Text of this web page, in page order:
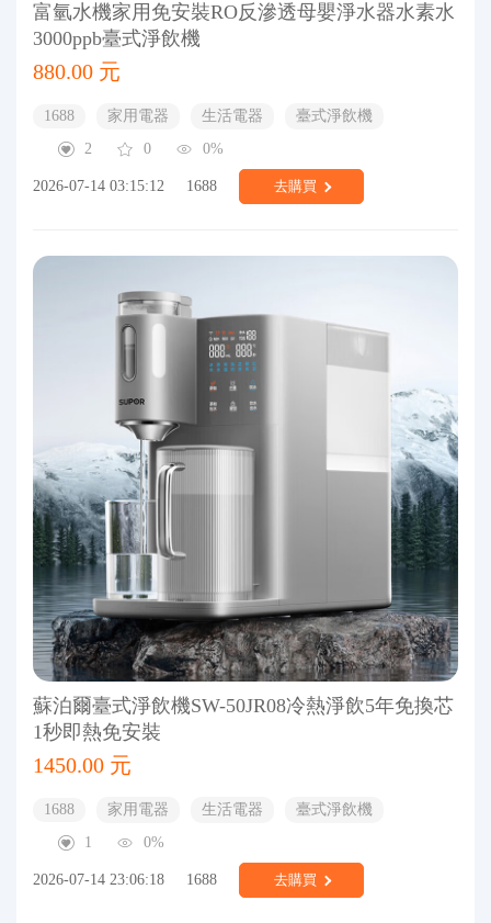
富氫水機家用免安裝RO反滲透母嬰淨水器水素水
3000ppb臺式淨飲機
880.00 元
1688 家用電器 生活電器
臺式淨飲機
2
0 0%
2026-07-14 03:15:12 1688 去購買
蘇泊爾臺式淨飲機SW-50JR08冷熱淨飲5年免換芯
1秒即熱免安裝
1450.00 元
1688 家用電器 生活電器
臺式淨飲機
1
0%
2026-07-14 23:06:18 1688 去購買